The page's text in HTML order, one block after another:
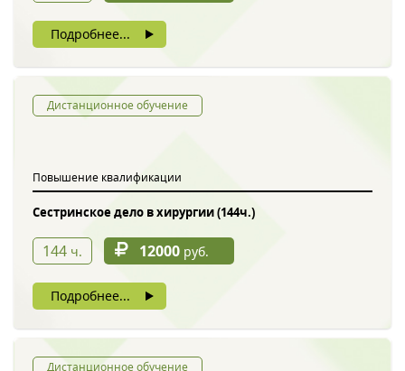
Подробнее...
Дистанционное обучение
Повышение квалификации
Сестринское дело в хирургии (144ч.)
144 ч. 12000 руб.
Подробнее...
Дистанционное обучение